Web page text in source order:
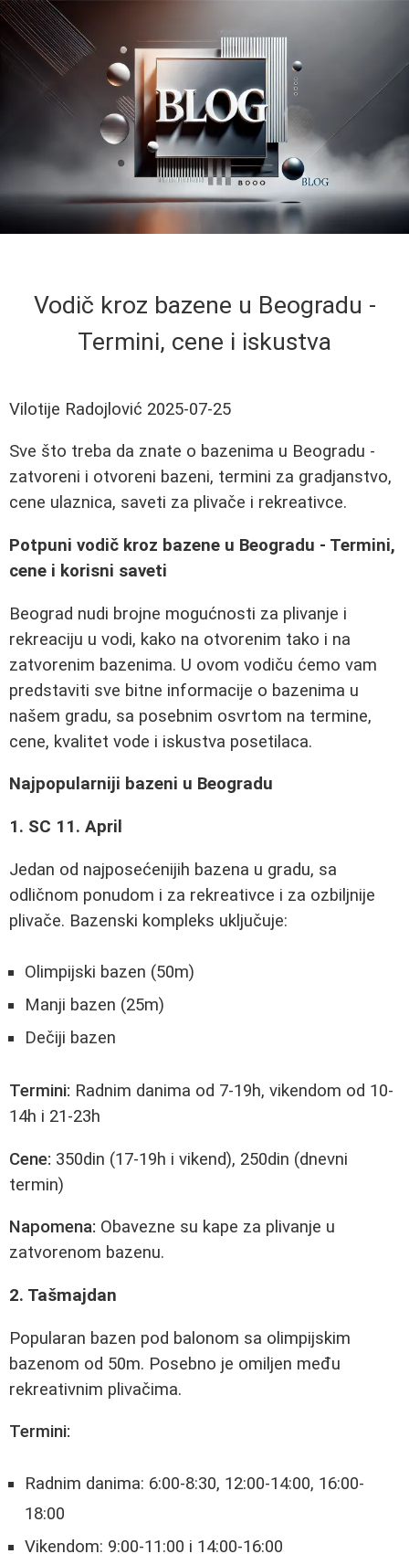
Vodič kroz bazene u Beogradu -
Termini, cene i iskustva
Vilotije Radojlović 2025-07-25
Sve što treba da znate o bazenima u Beogradu -
zatvoreni i otvoreni bazeni, termini za gradjanstvo,
cene ulaznica, saveti za plivače i rekreativce.
Potpuni vodič kroz bazene u Beogradu - Termini,
cene i korisni saveti
Beograd nudi brojne mogućnosti za plivanje i
rekreaciju u vodi, kako na otvorenim tako i na
zatvorenim bazenima. U ovom vodiču ćemo vam
predstaviti sve bitne informacije o bazenima u
našem gradu, sa posebnim osvrtom na termine,
cene, kvalitet vode i iskustva posetilaca.
Najpopularniji bazeni u Beogradu
1. SC 11. April
Jedan od najposećenijih bazena u gradu, sa
odličnom ponudom i za rekreativce i za ozbiljnije
plivače. Bazenski kompleks uključuje:
Olimpijski bazen (50m)
Manji bazen (25m)
Dečiji bazen
Termini: Radnim danima od 7-19h, vikendom od 10-
14h i 21-23h
Cene: 350din (17-19h i vikend), 250din (dnevni
termin)
Napomena: Obavezne su kape za plivanje u
zatvorenom bazenu.
2. Tašmajdan
Popularan bazen pod balonom sa olimpijskim
bazenom od 50m. Posebno je omiljen među
rekreativnim plivačima.
Termini:
Radnim danima: 6:00-8:30, 12:00-14:00, 16:00-
18:00
Vikendom: 9:00-11:00 i 14:00-16:00